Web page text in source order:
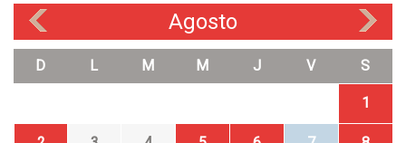
Agosto
D L M M J V S
1